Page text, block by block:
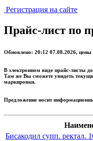
Регистрация на сайте
Прайс-лист по
Обновлено: 20:12 07.08.2026,
В электронном виде прайс-листы
Там же Вы сможете увидеть
маркировки.
Предложение носит
Бисакодил супп.